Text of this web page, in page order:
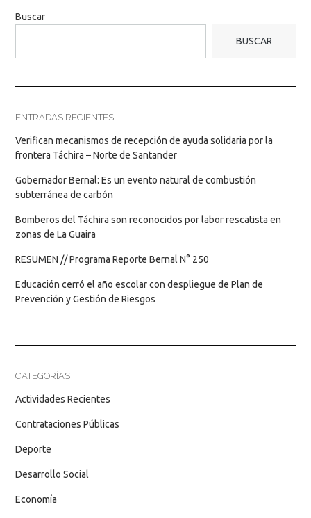
Buscar
BUSCAR
ENTRADAS RECIENTES
Verifican mecanismos de recepción de ayuda solidaria por la
frontera Táchira – Norte de Santander
Gobernador Bernal: Es un evento natural de combustión
subterránea de carbón
Bomberos del Táchira son reconocidos por labor rescatista en
zonas de La Guaira
RESUMEN // Programa Reporte Bernal N° 250
Educación cerró el año escolar con despliegue de Plan de
Prevención y Gestión de Riesgos
CATEGORÍAS
Actividades Recientes
Contrataciones Públicas
Deporte
Desarrollo Social
Economía